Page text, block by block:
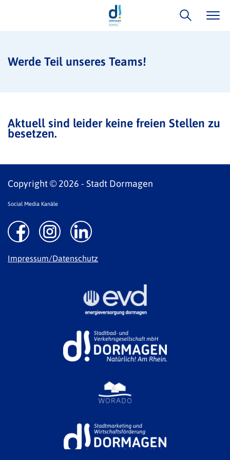
Werde Teil unseres Teams!
Aktuell sind leider keine freien Stellen zu
besetzen.
Copyright © 2026 - Stadt Dormagen
Social Media Kanäle
Impressum/Datenschutz